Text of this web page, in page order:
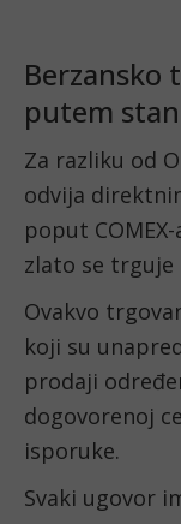
Berzansko
putem
Za razliku od
odvija
poput
zlato se trguje
Ovakvo
koji su
prodaji
dogovorenoj
isporuke.
Svaki ugovor